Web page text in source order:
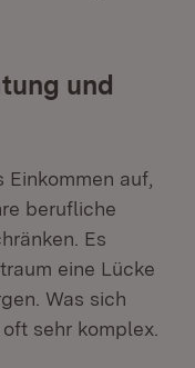
und
auf,
berufliche
Es
eine Lücke
Was sich
sehr komplex.